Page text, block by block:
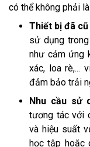
có thể không phải
Thiết bị đã
sử dụng
như cảm ứng
xác, loa rè,...
đảm bảo trải
Nhu cầu sử
tương tác với
và hiệu suất
học tập hoặc